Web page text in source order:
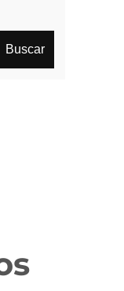
Buscar